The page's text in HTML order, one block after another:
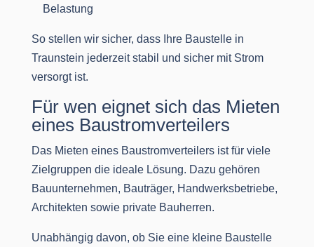
Belastung
So stellen wir sicher, dass Ihre Baustelle in
Traunstein jederzeit stabil und sicher mit Strom
versorgt ist.
Für wen eignet sich das Mieten
eines Baustromverteilers
Das Mieten eines Baustromverteilers ist für viele
Zielgruppen die ideale Lösung. Dazu gehören
Bauunternehmen, Bauträger, Handwerksbetriebe,
Architekten sowie private Bauherren.
Unabhängig davon, ob Sie eine kleine Baustelle